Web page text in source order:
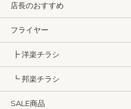
店長のおすすめ
フライヤー
┣ 洋楽チラシ
┗ 邦楽チラシ
SALE商品